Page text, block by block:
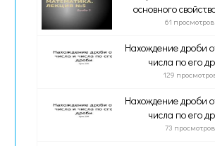
основного
61 просмотров
Нахождение дроби
числа по его
129
Нахождение дроби
числа по его
73 просмотров